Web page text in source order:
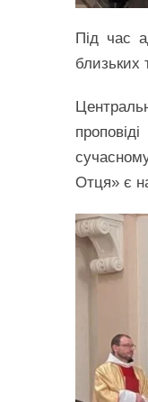
Під час
близьких
Отця» є